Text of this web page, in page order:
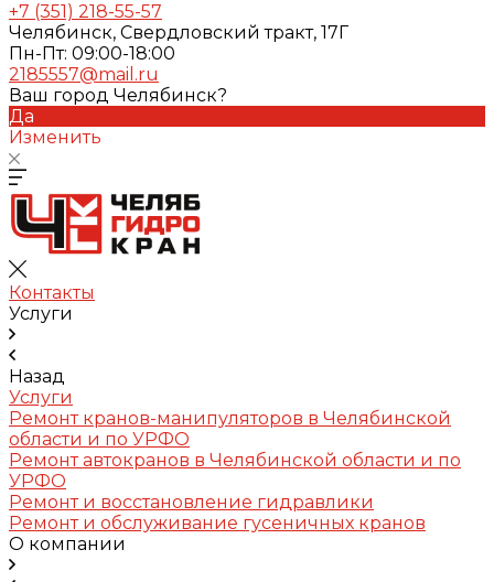
+7 (351) 218-55-57
Челябинск, Свердловский тракт, 17Г
Пн-Пт: 09:00-18:00
2185557@mail.ru
Ваш город Челябинск?
Да
Изменить
Контакты
Услуги
Назад
Услуги
Ремонт кранов-манипуляторов в Челябинской
области и по УРФО
Ремонт автокранов в Челябинской области и по
УРФО
Ремонт и восстановление гидравлики
Ремонт и обслуживание гусеничных кранов
О компании